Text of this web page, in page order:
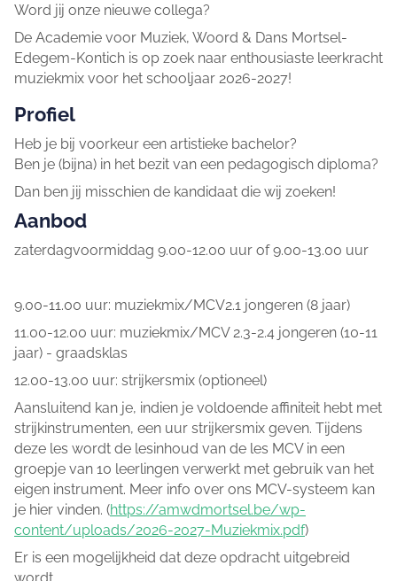
Word jij onze nieuwe collega?
De Academie voor Muziek, Woord & Dans Mortsel-
Edegem-Kontich is op zoek naar enthousiaste leerkracht
muziekmix voor het schooljaar 2026-2027!
Profiel
Heb je bij voorkeur een artistieke bachelor?
Ben je (bijna) in het bezit van een pedagogisch diploma?
Dan ben jij misschien de kandidaat die wij zoeken!
Aanbod
zaterdagvoormiddag 9.00-12.00 uur of 9.00-13.00 uur
9.00-11.00 uur: muziekmix/MCV2.1 jongeren (8 jaar)
11.00-12.00 uur: muziekmix/MCV 2.3-2.4 jongeren (10-11
jaar) - graadsklas
12.00-13.00 uur: strijkersmix (optioneel)
Aansluitend kan je, indien je voldoende affiniteit hebt met
strijkinstrumenten, een uur strijkersmix geven. Tijdens
deze les wordt de lesinhoud van de les MCV in een
groepje van 10 leerlingen verwerkt met gebruik van het
eigen instrument. Meer info over ons MCV-systeem kan
je hier vinden. (https://amwdmortsel.be/wp-
content/uploads/2026-2027-Muziekmix.pdf)
Er is een mogelijkheid dat deze opdracht uitgebreid